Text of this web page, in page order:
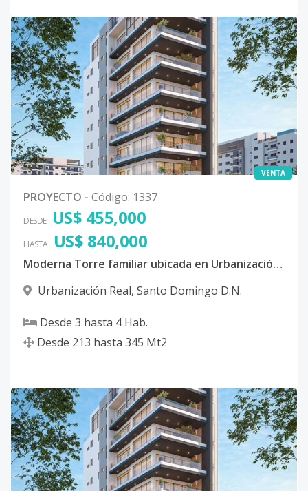
VENTA
PROYECTO - Código: 1337
DESDE US$ 455,000
HASTA US$ 840,000
Moderna Torre familiar ubicada en Urbanización Real, Distrito Nacional
Urbanización Real, Santo Domingo D.N.
Desde 3 hasta 4Hab.
Desde 213 hasta 345 Mt2